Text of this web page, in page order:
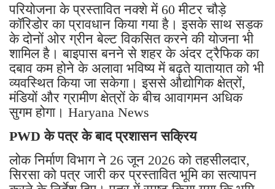
परियोजना के प्रस्तावित नक्शे में 60 मीटर चौड़े
कॉरिडोर का प्रावधान किया गया है। इसके साथ सड़क
के दोनों ओर ग्रीन बेल्ट विकसित करने की योजना भी
शामिल है। बाइपास बनने से शहर के अंदर ट्रैफिक का
दबाव कम होने के अलावा भविष्य में बढ़ते यातायात को भी
व्यवस्थित किया जा सकेगा। इससे औद्योगिक क्षेत्रों,
मंडियों और ग्रामीण क्षेत्रों के बीच आवागमन अधिक
सुगम होगा। Haryana News
PWD के पत्र के बाद प्रशासन सक्रिय
लोक निर्माण विभाग ने 26 जून 2026 को तहसीलदार,
सिरसा को पत्र जारी कर प्रस्तावित भूमि का सत्यापन